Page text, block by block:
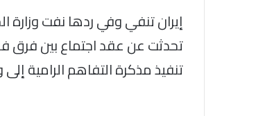
إيران تنفي وفي ردها نفت وزارة
تحدثت عن عقد اجتماع بين فرق
تنفيذ مذكرة التفاهم الرامية